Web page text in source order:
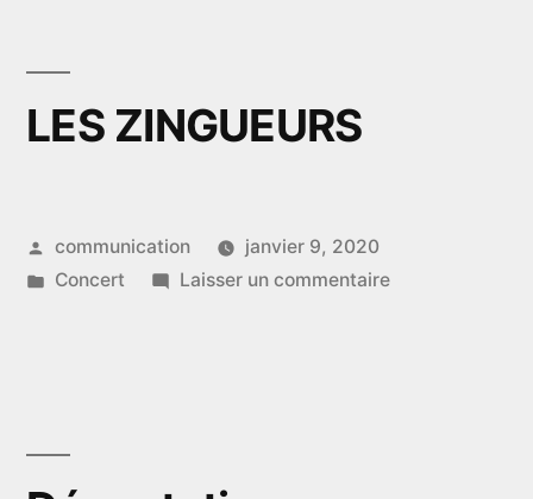
LES ZINGUEURS
Publié
par
communication
janvier 9, 2020
Publié
Concert Laisser un commentairesur